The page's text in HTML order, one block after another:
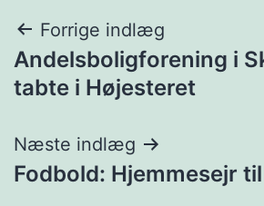
Forrige indlæg
Andelsboligforening i
tabte i Højesteret
Næste indlæg
Fodbold: Hjemmesejr